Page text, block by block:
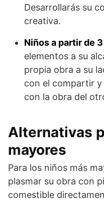
Desarrollarás su
creativa.
Niños a partir de
elementos a su
propia obra a su
con el compartir
con la obra del
Alternativas
mayores
Para los niños más
plasmar su obra con
comestible